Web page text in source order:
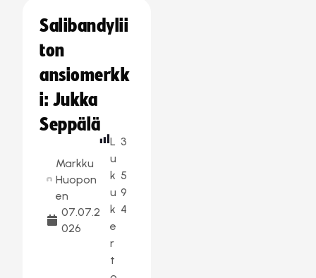
Salibandylii
ton
ansiomerkk
i: Jukka
Seppälä
Markku
Huopon
en
07.07.2
026
L
u
k
u
k
e
r
t
3
5
9
4